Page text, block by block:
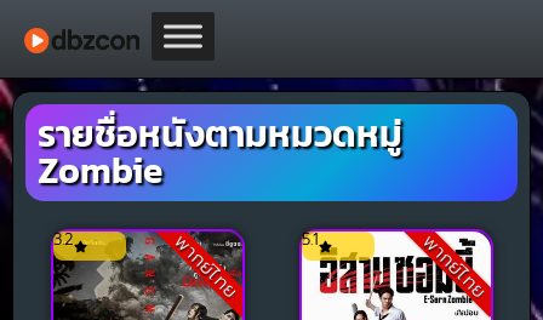
รายชื่อหนังตามหมวดหมู่
Zombie
พากย์ไทย
3.2 พากย์ไทย
5.1